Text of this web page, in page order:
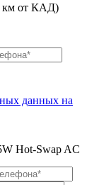
км от КАД)
данных на
Hot-Swap AC